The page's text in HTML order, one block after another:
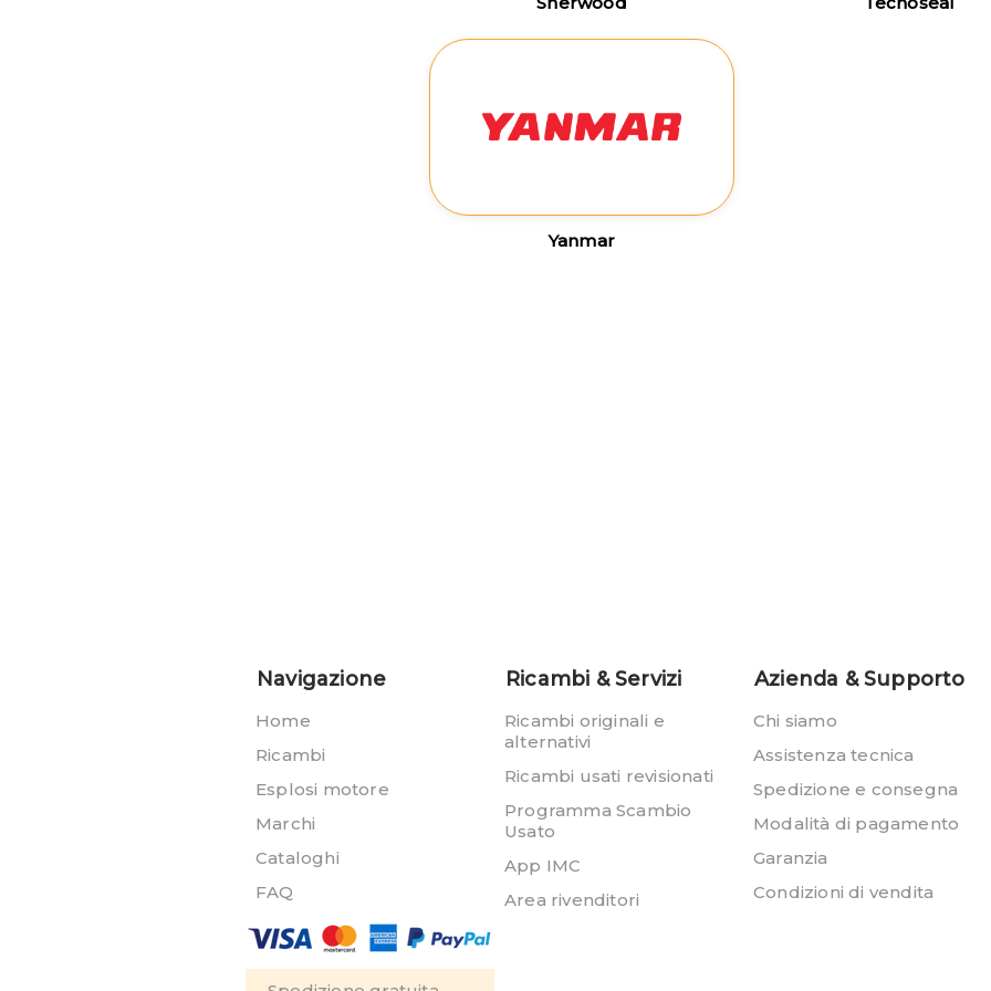
Yanmar
Navigazione
Home
Ricambi
Esplosi motore
Marchi
Cataloghi
FAQ
Ricambi & Servizi
Ricambi originali e
alternativi
Ricambi usati revisionati
Programma Scambio
Usato
App IMC
Area rivenditori
Azienda & Supporto
Chi siamo
Assistenza tecnica
Spedizione e consegna
Modalità di pagamento
Garanzia
Condizioni di vendita